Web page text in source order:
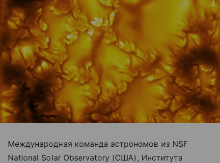
Международная команда астрономов из NSF
National Solar Observatory (США), Института